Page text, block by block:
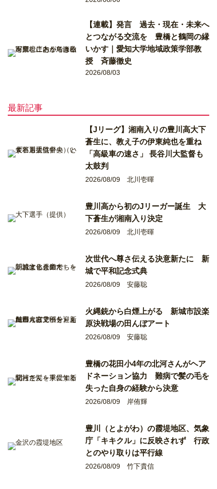
【連載】発言 過去・現在・未来へ
とつながる交流を 豊橋と鶴岡の縁
いかす｜愛知大学地域政策学部教
授 斉藤徹史
2026/08/03
最新記事
【Jリーグ】湘南入りの豊川高大下
蒼生に、教え子の伊東純也を重ね
「高級車の速さ」 長谷川大監督も
太鼓判
2026/08/09 北川壱暉
豊川高から初のJリーガー誕生 大
下蒼生が湘南入り決定
2026/08/09 北川壱暉
次世代へ尊さ伝える決意新たに 新
城で平和記念式典
2026/08/09 安藤聡
火縄銃から白煙上がる 新城市設楽
原決戦場の田んぼアート
2026/08/09 安藤聡
豊橋の花田小4年の北河さんがヘア
ドネーション協力 難病で髪の毛を
失った自身の経験から決意
2026/08/09 岸侑輝
豊川（とよがわ）の霞堤地区、気象
庁「キキクル」に反映されず 行政
とのやり取りは平行線
2026/08/09 竹下貴信